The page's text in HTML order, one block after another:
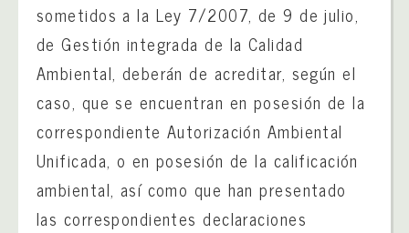
sometidos a la Ley 7/2007, de 9 de julio,
de Gestión integrada de la Calidad
Ambiental, deberán de acreditar, según el
caso, que se encuentran en posesión de la
correspondiente Autorización Ambiental
Unificada, o en posesión de la calificación
ambiental, así como que han presentado
las correspondientes declaraciones